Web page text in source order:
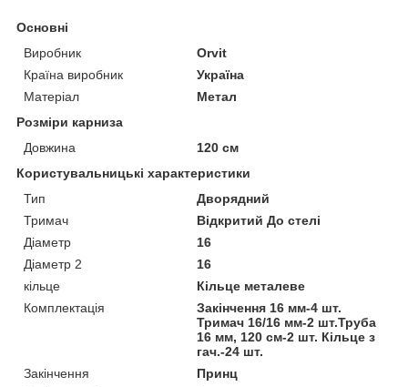
Основні
Виробник
Orvit
Країна виробник
Україна
Матеріал
Метал
Розміри карниза
Довжина
120 см
Користувальницькі характеристики
Тип
Дворядний
Тримач
Відкритий До стелі
Діаметр
16
Діаметр 2
16
кільце
Кільце металеве
Комплектація
Закінчення 16 мм-4 шт.
Тримач 16/16 мм-2 шт.Труба
16 мм, 120 см-2 шт. Кільце з
гач.-24 шт.
Закінчення
Принц